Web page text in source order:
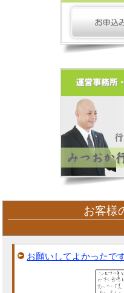
お客様
お願いしてよかったで